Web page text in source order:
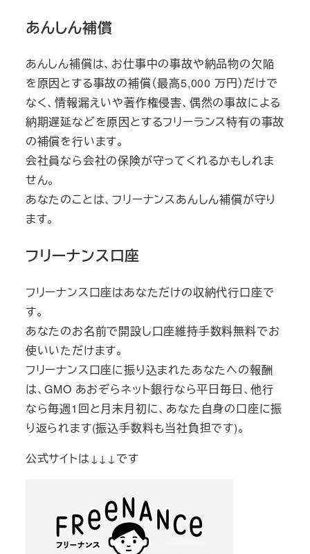
あんしん補償
あんしん補償は、お仕事中の事故や納品物の欠陥
を原因とする事故の補償（最高5,000 万円）だけで
なく、情報漏えいや著作権侵害、偶然の事故による
納期遅延などを原因とするフリーランス特有の事故
の補償を行います。
会社員なら会社の保険が守ってくれるかもしれま
せん。
あなたのことは、フリーナンスあんしん補償が守り
ます。
フリーナンス口座
フリーナンス口座はあなただけの収納代行口座で
す。
あなたのお名前で開設し口座維持手数料無料でお
使いいただけます。
フリーナンス口座に振り込まれたあなたへの報酬
は、GMO あおぞらネット銀行なら平日毎日、他行
なら毎週1回と月末月初に、あなた自身の口座に振
り返られます(振込手数料も当社負担です)。
公式サイトは↓↓↓です